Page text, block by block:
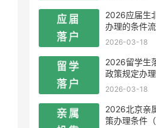
2026应届生
办理的条件
制
2026-03-18
2026留学生
政策规定办
及流程
2026-03-18
2026北京亲
策办理条件（